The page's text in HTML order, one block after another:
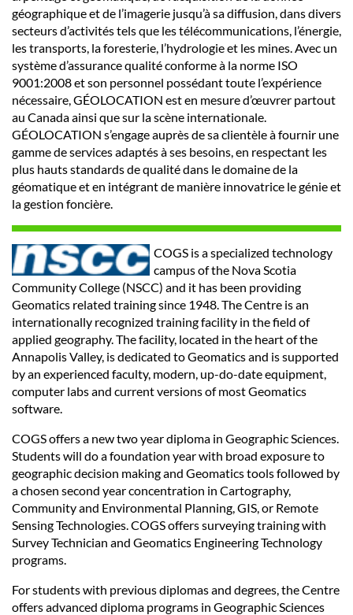
géographique et de l’imagerie jusqu’à sa diffusion, dans divers
secteurs d’activités tels que les télécommunications, l’énergie,
les transports, la foresterie, l’hydrologie et les mines. Avec un
système d’assurance qualité conforme à la norme ISO
9001:2008 et son personnel possédant toute l’expérience
nécessaire, GÉOLOCATION est en mesure d’œuvrer partout
au Canada ainsi que sur la scène internationale.
GÉOLOCATION s’engage auprès de sa clientèle à fournir une
gamme de services adaptés à ses besoins, en respectant les
plus hauts standards de qualité dans le domaine de la
géomatique et en intégrant de manière innovatrice le génie et
la gestion foncière.
COGS is a specialized technology
campus of the Nova Scotia
Community College (NSCC) and it has been providing
Geomatics related training since 1948. The Centre is an
internationally recognized training facility in the field of
applied geography. The facility, located in the heart of the
Annapolis Valley, is dedicated to Geomatics and is supported
by an experienced faculty, modern, up-do-date equipment,
computer labs and current versions of most Geomatics
software.
COGS offers a new two year diploma in Geographic Sciences.
Students will do a foundation year with broad exposure to
geographic decision making and Geomatics tools followed by
a chosen second year concentration in Cartography,
Community and Environmental Planning, GIS, or Remote
Sensing Technologies. COGS offers surveying training with
Survey Technician and Geomatics Engineering Technology
programs.
For students with previous diplomas and degrees, the Centre
offers advanced diploma programs in Geographic Sciences